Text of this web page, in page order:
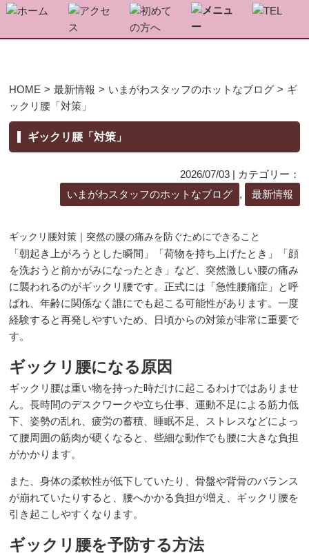
▼
HOME > 最新情報 > いまがわスタッフのホットなブログ > ギ
ックリ腰「対策」
ギックリ腰「対策」
2026/07/03 | カテゴリー：
いまがわスタッフのホットなブログ
, 最新情報
ギックリ腰対策｜突然の腰の痛みを防ぐためにできること
「朝起き上がろうとした瞬間」「荷物を持ち上げたとき」「顔
を洗おうと前かがみになったとき」など、突然激しい腰の痛み
に襲われるのがギックリ腰です。正式には「急性腰痛症」と呼
ばれ、年齢に関係なく誰にでも起こる可能性があります。一度
経験すると再発しやすいため、日頃からの対策が非常に重要で
す。
ギックリ腰になる原因
ギックリ腰は重い物を持った時だけに起こるわけではありませ
ん。長時間のデスクワークや立ち仕事、運動不足による筋力低
下、姿勢の乱れ、疲労の蓄積、睡眠不足、ストレスなどによっ
て腰周囲の筋肉が硬くなると、些細な動作でも腰に大きな負担
がかかります。
また、身体の柔軟性が低下していたり、骨盤や背骨のバランス
が崩れていたりすると、腰へかかる負担が増え、ギックリ腰を
引き起こしやすくなります。
ギックリ腰を予防する方法